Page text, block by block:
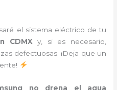
el sistema eléctrico de tu
CDMX y, si es necesario,
defectuosas. ¡Deja que un
no drena el agua